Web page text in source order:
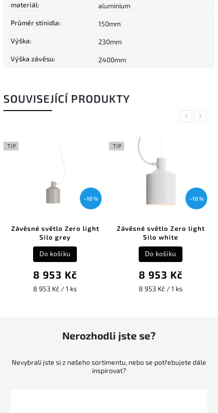
materiál: aluminium
Průměr stínidla: 150mm
Výška: 230mm
Výška závěsu: 2400mm
SOUVISEJÍCÍ PRODUKTY
Previous
TIP
–10 %
Závěsné světlo Zero light
Silo grey
8 953 Kč
8 953 Kč / 1 ks
Do košíku
TIP
–10 %
Závěsné světlo Zero light
Silo white
8 953 Kč
8 953 Kč / 1 ks
Do košíku
Next
Nerozhodli jste se?
Nevybrali jste si z našeho sortimentu, nebo se potřebujete dále
inspirovat?